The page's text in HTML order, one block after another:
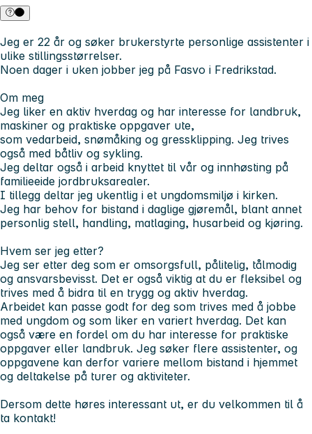
Jeg er 22 år og søker brukerstyrte personlige assistenter i
ulike stillingsstørrelser.
Noen dager i uken jobber jeg på Fasvo i Fredrikstad.
Om meg
Jeg liker en aktiv hverdag og har interesse for landbruk,
maskiner og praktiske oppgaver ute,
som vedarbeid, snømåking og gressklipping. Jeg trives
også med båtliv og sykling.
Jeg deltar også i arbeid knyttet til vår og innhøsting på
familieeide jordbruksarealer.
I tillegg deltar jeg ukentlig i et ungdomsmiljø i kirken.
Jeg har behov for bistand i daglige gjøremål, blant annet
personlig stell, handling, matlaging, husarbeid og kjøring.
Hvem ser jeg etter?
Jeg ser etter deg som er omsorgsfull, pålitelig, tålmodig
og ansvarsbevisst. Det er også viktig at du er fleksibel og
trives med å bidra til en trygg og aktiv hverdag.
Arbeidet kan passe godt for deg som trives med å jobbe
med ungdom og som liker en variert hverdag. Det kan
også være en fordel om du har interesse for praktiske
oppgaver eller landbruk. Jeg søker flere assistenter, og
oppgavene kan derfor variere mellom bistand i hjemmet
og deltakelse på turer og aktiviteter.
Dersom dette høres interessant ut, er du velkommen til å
ta kontakt!